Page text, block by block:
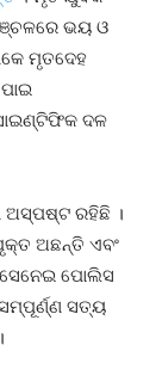
ଭୟ ଓ
ମୃତଦେହ
ଦଳ
ଅସ୍ପଷ୍ଟ ରହିଛି ।
ଅଛନ୍ତି ଏବଂ
ସେନେଇ ପୋଲିସ
ସତ୍ୟ